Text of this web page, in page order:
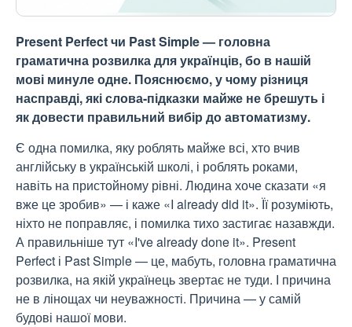
Present Perfect чи Past Simple — головна
граматична розвилка для українців, бо в нашій
мові минуле одне. Пояснюємо, у чому різниця
насправді, які слова-підказки майже не брешуть і
як довести правильний вибір до автоматизму.
Є одна помилка, яку роблять майже всі, хто вчив
англійську в українській школі, і роблять роками,
навіть на пристойному рівні. Людина хоче сказати «я
вже це зробив» — і каже «I already did it». Її розуміють,
ніхто не поправляє, і помилка тихо застигає назавжди.
А правильніше тут «I've already done it». Present
Perfect і Past Simple — це, мабуть, головна граматична
розвилка, на якій українець звертає не туди. І причина
не в лінощах чи неуважності. Причина — у самій
будові нашої мови.